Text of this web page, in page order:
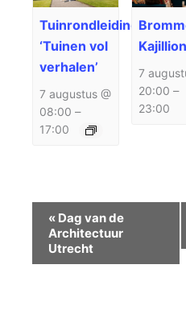
Tuinrondleiding
‘Tuinen vol
verhalen’
7 augustus @
08:00 –
17:00
7
20:00 –
23:00
Evenement
Navigatie
« Dag van de
Architectuur
Utrecht